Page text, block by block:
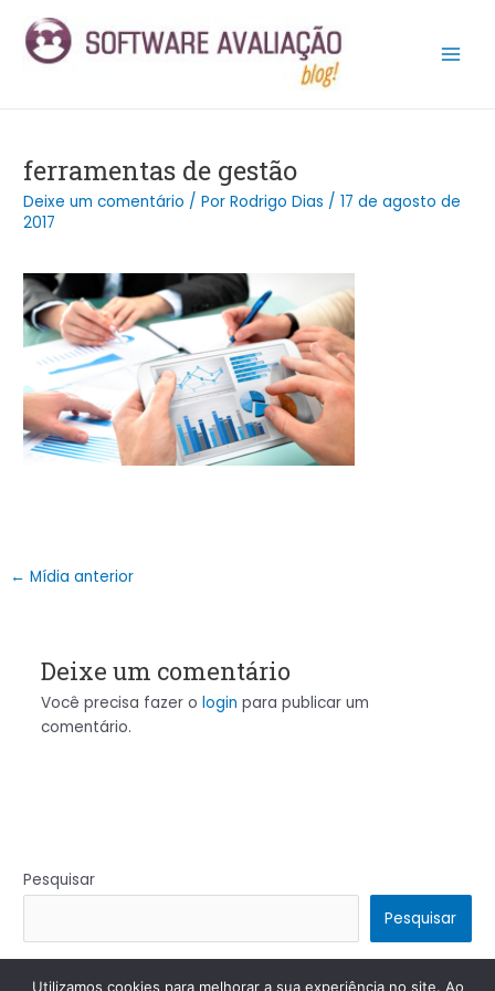
para
ferramentas de gestão
Deixe um comentário / PorRodrigo Dias /17 de agosto de
2017
navigation
← Mídia anterior
Deixe um comentário
Você precisa fazer o login para publicar um
comentário.
Pesquisar
Pesquisar
Utilizamos cookies para melhorar a sua experiência no site. Ao